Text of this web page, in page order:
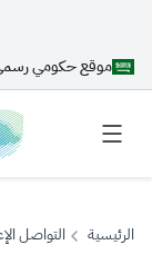
موقع حكومي رسمي
الرئيسية التواصل